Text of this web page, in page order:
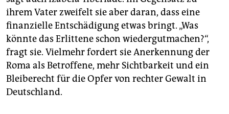
ihrem Vater zweifelt sie aber daran, dass eine
finanzielle Entschädigung etwas bringt. „Was
könnte das Erlittene schon wiedergutmachen?“,
fragt sie. Vielmehr fordert sie Anerkennung der
Roma als Betroffene, mehr Sichtbarkeit und ein
Bleiberecht für die Opfer von rechter Gewalt in
Deutschland.